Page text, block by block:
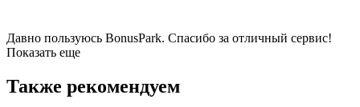
Давно пользуюсь BonusPark. Спасибо за отличный сервис!
Показать еще
Также рекомендуем